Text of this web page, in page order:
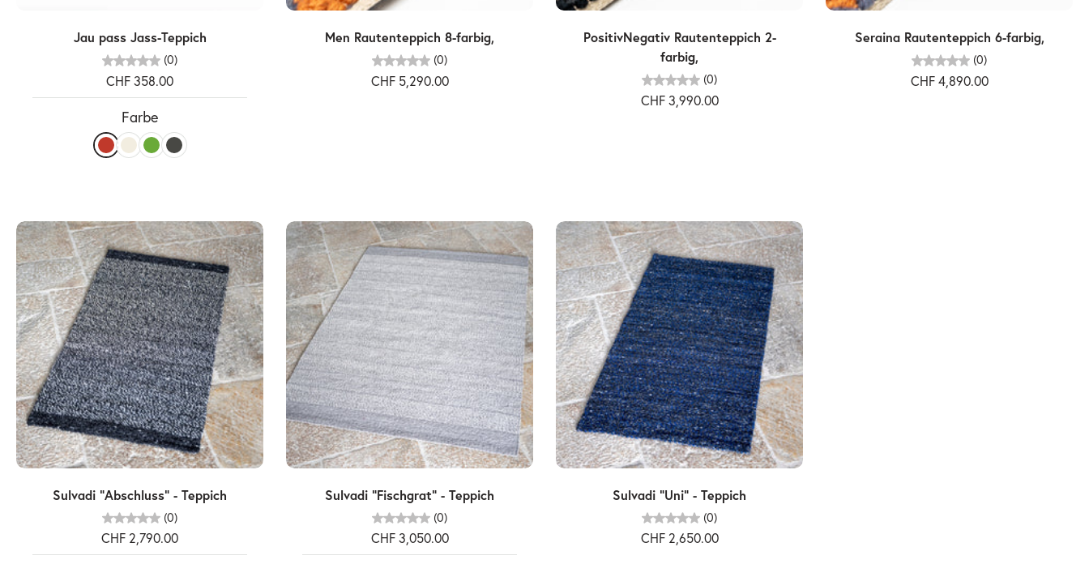
Jau pass Jass-Teppich
(0)
CHF 358.00
Farbe
Ausverkauft
Men Rautenteppich 8-farbig,
(0)
CHF 5,290.00
PositivNegativ Rautenteppich 2-
farbig,
(0)
CHF 3,990.00
Seraina Rautenteppich 6-farbig,
(0)
CHF 4,890.00
Wählen Sie Optionen
Sulvadi "Abschluss" - Teppich
(0)
CHF 2,790.00
Wählen Sie Optionen
Sulvadi "Fischgrat" - Teppich
(0)
CHF 3,050.00
Wählen Sie Optionen
Sulvadi "Uni" - Teppich
(0)
CHF 2,650.00